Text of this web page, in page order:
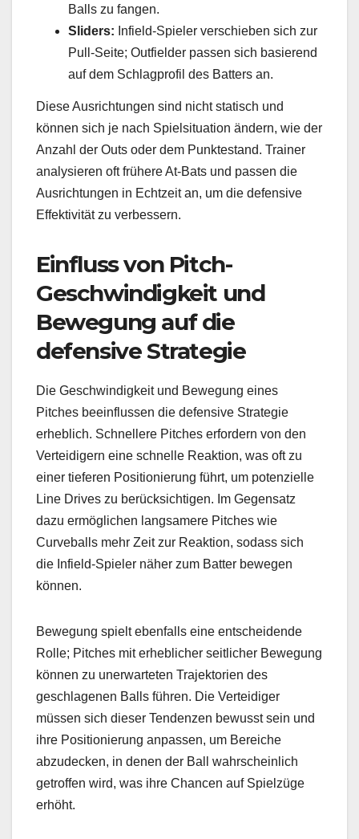
Balls zu fangen.
Sliders: Infield-Spieler verschieben sich zur
Pull-Seite; Outfielder passen sich basierend
auf dem Schlagprofil des Batters an.
Diese Ausrichtungen sind nicht statisch und
können sich je nach Spielsituation ändern, wie der
Anzahl der Outs oder dem Punktestand. Trainer
analysieren oft frühere At-Bats und passen die
Ausrichtungen in Echtzeit an, um die defensive
Effektivität zu verbessern.
Einfluss von Pitch-
Geschwindigkeit und
Bewegung auf die
defensive Strategie
Die Geschwindigkeit und Bewegung eines
Pitches beeinflussen die defensive Strategie
erheblich. Schnellere Pitches erfordern von den
Verteidigern eine schnelle Reaktion, was oft zu
einer tieferen Positionierung führt, um potenzielle
Line Drives zu berücksichtigen. Im Gegensatz
dazu ermöglichen langsamere Pitches wie
Curveballs mehr Zeit zur Reaktion, sodass sich
die Infield-Spieler näher zum Batter bewegen
können.
Bewegung spielt ebenfalls eine entscheidende
Rolle; Pitches mit erheblicher seitlicher Bewegung
können zu unerwarteten Trajektorien des
geschlagenen Balls führen. Die Verteidiger
müssen sich dieser Tendenzen bewusst sein und
ihre Positionierung anpassen, um Bereiche
abzudecken, in denen der Ball wahrscheinlich
getroffen wird, was ihre Chancen auf Spielzüge
erhöht.